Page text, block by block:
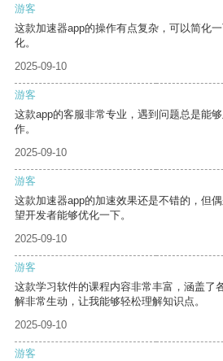
游客
这款加速器app的操作有点复杂，可以简化
化。
2025-09-10
游客
这款app的客服非常专业，遇到问题总是能
作。
2025-09-10
游客
这款加速器app的加速效果还是不错的，但
望开发者能够优化一下。
2025-09-10
游客
这款学习软件的课程内容非常丰富，涵盖了
解非常生动，让我能够轻松理解知识点。
2025-09-10
游客